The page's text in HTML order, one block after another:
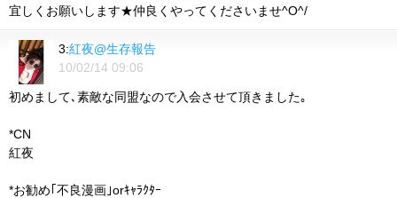
宜しくお願いします★仲良くやってくださいませ^O^/
3:紅夜@生存報告
10/02/14 09:06
初めまして､素敵な同盟なので入会させて頂きました｡
*CN
紅夜
*お勧め｢不良漫画｣orｷｬﾗｸﾀｰ